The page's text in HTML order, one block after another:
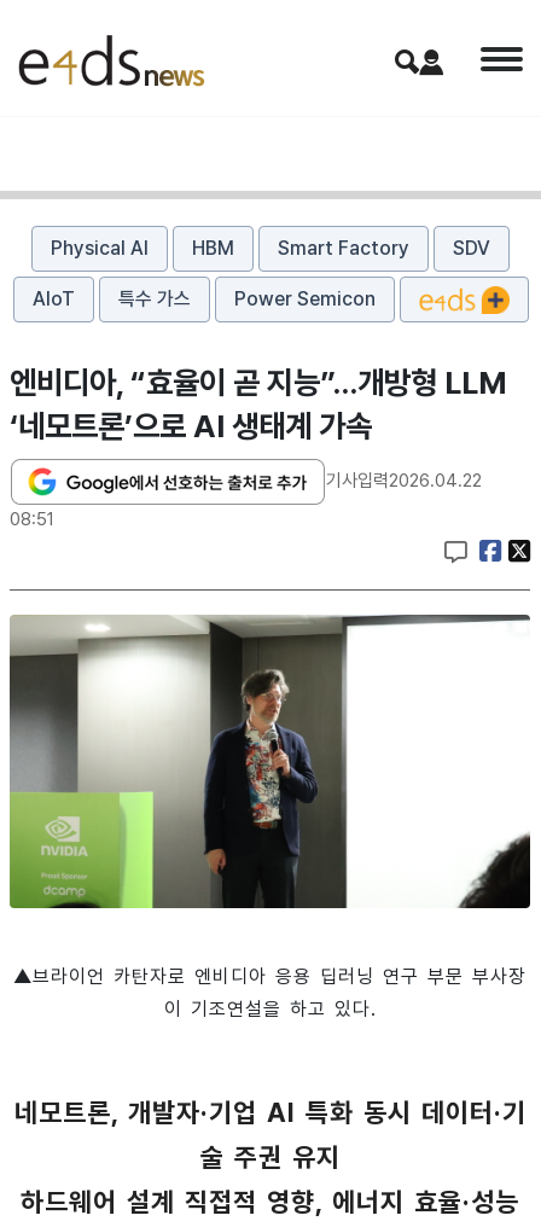
Physical AI HBM Smart Factory SDV
AIoT 특수 가스 Power Semicon
엔비디아, “효율이 곧 지능”…개방형 LLM
‘네모트론’으로 AI 생태계 가속
기사입력2026.04.22
08:51
▲브라이언 카탄자로 엔비디아 응용 딥러닝 연구 부문 부사장
이 기조연설을 하고 있다.
네모트론, 개발자·기업 AI 특화 동시 데이터·기
술 주권 유지
하드웨어 설계 직접적 영향, 에너지 효율·성능